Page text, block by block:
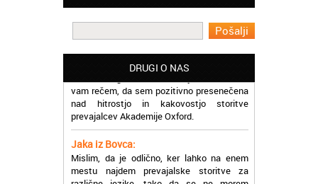
DRUGI O NAS
Potrebovala sem prevajanje iz
madžarskega v slovenski jezik in lahko
vam rečem, da sem pozitivno presenečena
nad hitrostjo in kakovostjo storitve
prevajalcev Akademije Oxford.
Jaka iz Bovca:
mestu najdem prevajalske storitve za
različne jezike, tako da se ne morem
sprehajati od prevajalca do prevajalca.